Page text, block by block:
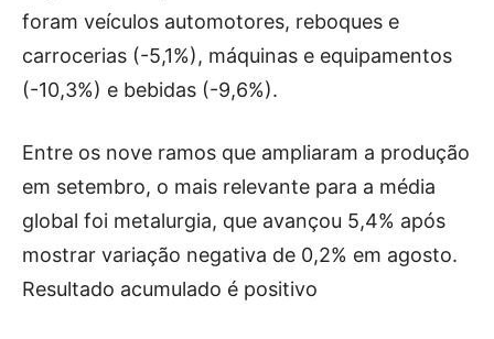
foram veículos automotores, reboques e
carrocerias (-5,1%), máquinas e equipamentos
(-10,3%) e bebidas (-9,6%).
Entre os nove ramos que ampliaram a produção
em setembro, o mais relevante para a média
global foi metalurgia, que avançou 5,4% após
mostrar variação negativa de 0,2% em agosto.
Resultado acumulado é positivo